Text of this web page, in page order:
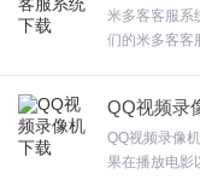
米多客客服系
们的米多客客
客服功能，欢
QQ视频录
QQ视频录像
果在播放电影